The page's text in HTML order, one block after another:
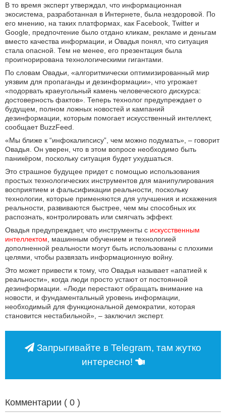
БЛОГ
В то время эксперт утверждал, что информационная
экосистема, разработанная в Интернете, была нездоровой. По
его мнению, на таких платформах, как Facebook, Twitter и
Google, предпочтение было отдано кликам, рекламе и деньгам
вместо качества информации, и Овадья понял, что ситуация
стала опасной. Тем не менее, его презентация была
проигнорирована технологическими гигантами.
По словам Овадьи, «алгоритмически оптимизированный мир
уязвим для пропаганды и дезинформации», что угрожает
«подорвать краеугольный камень человеческого дискурса:
достоверность фактов». Теперь технолог предупреждает о
будущем, полном ложных новостей и кампаний
дезинформации, которым помогает искусственный интеллект,
сообщает BuzzFeed.
«Мы ближе к “инфокалипсису”, чем можно подумать», ‒ говорит
Овадья. Он уверен, что в этом вопросе необходимо быть
паникёром, поскольку ситуация будет ухудшаться.
Это страшное будущее придет с помощью использования
простых технологических инструментов для манипулирования
восприятием и фальсификации реальности, поскольку
технологии, которые применяются для улучшения и искажения
реальности, развиваются быстрее, чем мы способных их
распознать, контролировать или смягчать эффект.
Овадья предупреждает, что инструменты с искусственным
интеллектом , машинным обучением и технологией
дополненной реальности могут быть использованы с плохими
целями, чтобы развязать информационную войну.
Это может привести к тому, что Овадья называет «апатией к
реальности», когда люди просто устают от постоянной
дезинформации. «Люди перестают обращать внимание на
новости, и фундаментальный уровень информации,
необходимый для функциональной демократии, которая
становится нестабильной», ‒ заключил эксперт.
Запрыгивайте в Telegram, там жутко
интересно!
Комментарии ( 0 )